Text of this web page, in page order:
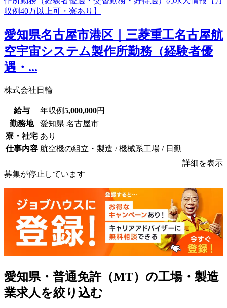
愛知県名古屋市港区｜三菱重工名古屋航
空宇宙システム製作所勤務（経験者優
遇・...
株式会社日輪
給与 年収例5,000,000円
勤務地
愛知県 名古屋市
寮・社宅 あり
仕事内容 航空機の組立・製造 / 機械系工場 / 日勤
詳細を表示
募集が停止しています
愛知県・普通免許（MT）の工場・製造
業求人を絞り込む